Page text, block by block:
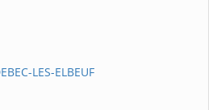
LES-ELBEUF